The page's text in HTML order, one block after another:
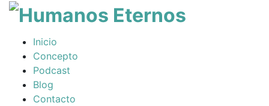
Somos
humanos,
pero
Dios
nos
Inicio
Concepto
Podcast
Blog
Contacto